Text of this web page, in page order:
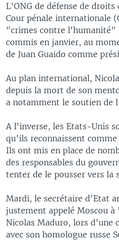
L'ONG de défense de
Cour pénale internationale
"crimes contre l'humanité"
commis en janvier, au
de Juan Guaido comme
Au plan international,
depuis la mort de son
a notamment le soutien de
A l'inverse, les Etats-Unis
qu'ils reconnaissent
Ils ont mis en place de
des responsables du
tenter de le pousser vers la
Mardi, le secrétaire d'Etat
justement appelé Moscou
Nicolas Maduro, lors d'une
avec son homologue russe